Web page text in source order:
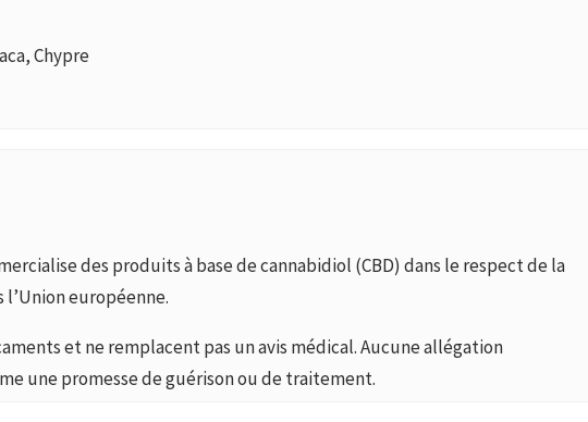
Chypre
des produits à base de cannabidiol (CBD) dans le respect de la
européenne.
et ne remplacent pas un avis médical. Aucune allégation
une promesse de guérison ou de traitement.